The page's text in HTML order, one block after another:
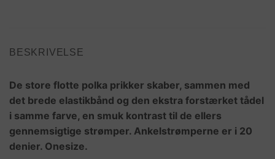
BESKRIVELSE
De store flotte polka prikker skaber, sammen med
det brede elastikbånd og den ekstra forstærket tådel
i samme farve, en smuk kontrast til de ellers
gennemsigtige strømper. Ankelstrømperne er i 20
denier. Onesize.